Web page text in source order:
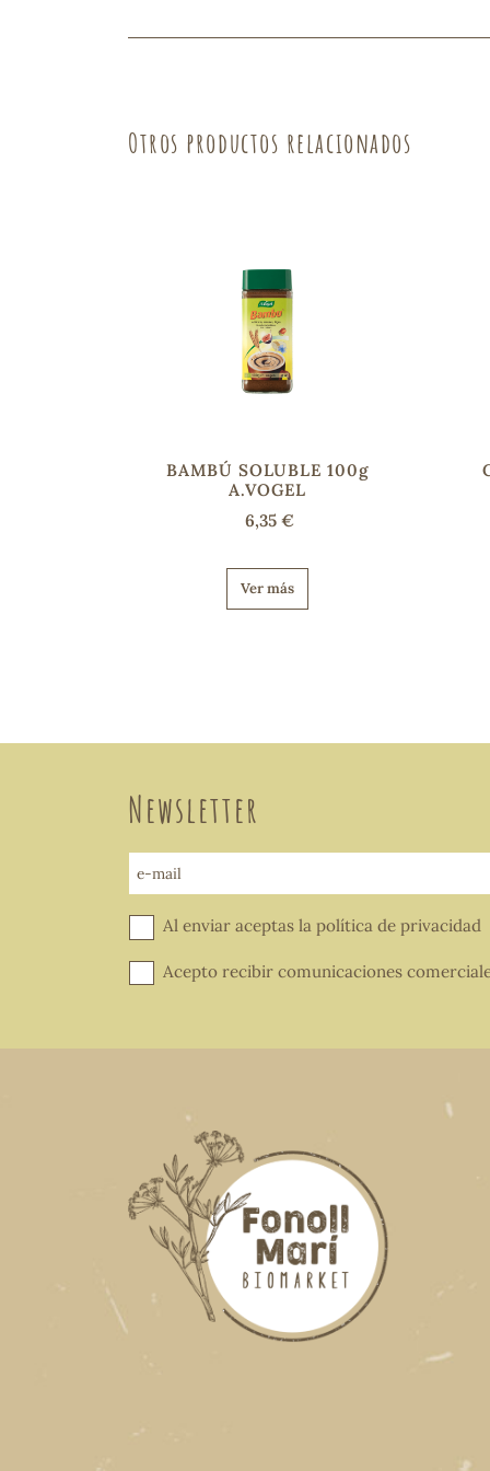
Otros productos relacionados
BAMBÚ SOLUBLE 100g
A.VOGEL
6,35 €
Ver más
Newsletter
e-mail
Al enviar aceptas la política de privacidad
Acepto recibir comunicaciones